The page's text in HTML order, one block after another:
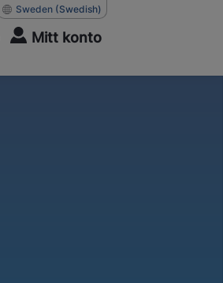
Sweden (Swedish)
Mitt konto